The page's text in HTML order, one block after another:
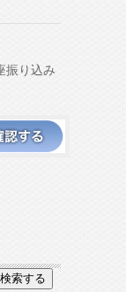
振り込み
検索する